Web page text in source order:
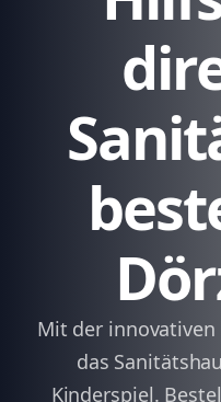
Mit der
das
Kinderspiel.